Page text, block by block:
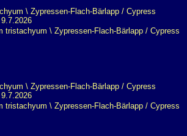
tristachyum \ Zypressen-Flach-Bärlapp / Cypress
tristachyum \ Zypressen-Flach-Bärlapp / Cypress